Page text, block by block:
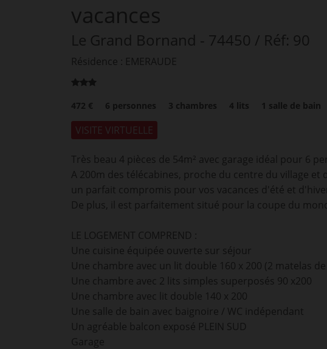
vacances
Le Grand Bornand - 74450 / Réf: 90
Résidence : EMERAUDE
472 € 6 personnes 3 chambres 4 lits 1 salle de bain
VISITE VIRTUELLE
Très beau 4 pièces de 54m² avec garage idéal pour 6
A 200m des télécabines, proche du centre du village
un parfait compromis pour vos vacances d'été et
De plus, il est parfaitement situé pour la coupe du
LE LOGEMENT COMPREND :
Une cuisine équipée ouverte sur séjour
Une chambre avec un lit double 160 x 200 (2 matelas de
Une chambre avec 2 lits simples superposés 90 x200
Une chambre avec lit double 140 x 200
Une salle de bain avec baignoire / WC indépendant
Un agréable balcon exposé PLEIN SUD
Garage